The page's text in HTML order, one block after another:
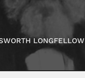
LONGFELLOW